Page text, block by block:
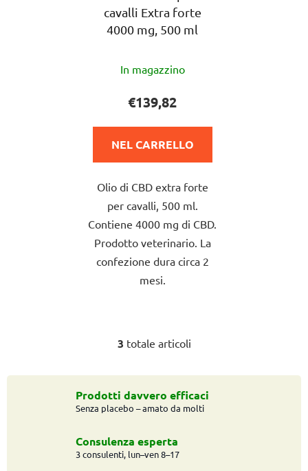
cavalli Extra forte
4000 mg, 500 ml
valutazione
media
del
è
su
5
stelle.
In magazzino
€139,82
NEL CARRELLO
Olio di CBD extra forte
per cavalli, 500 ml.
Contiene 4000 mg di CBD.
Prodotto veterinario. La
confezione dura circa 2
mesi.
C
n
t
r
l
l
3 totale articoli
Prodotti davvero efficaci
Senza placebo – amato da molti
Consulenza esperta
3 consulenti, lun–ven 8–17